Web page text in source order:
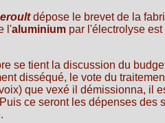
dépose le brevet de la
l'aluminium par l'électrolyse
se tient la discussion du
disséqué, le vote du
que vexé il démissionna, il
ce seront les dépenses des